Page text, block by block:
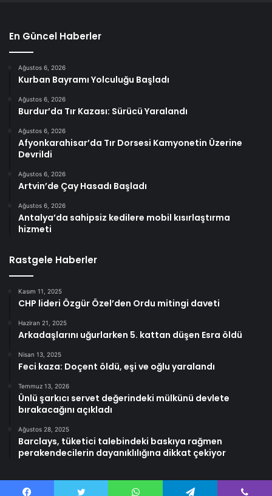
En Güncel Haberler
Ağustos 6, 2026
Kurban Bayramı Yolculuğu Başladı
Ağustos 6, 2026
Burdur’da Tır Kazası: Sürücü Yaralandı
Ağustos 6, 2026
Afyonkarahisar’da Tır Dorsesi Kamyonetin Üzerine
Devrildi
Ağustos 6, 2026
Artvin’de Çay Hasadı Başladı
Ağustos 6, 2026
Antalya’da sahipsiz kedilere mobil kısırlaştırma
hizmeti
Rastgele Haberler
Kasım 11, 2025
CHP lideri Özgür Özel’den Ordu mitingi daveti
Haziran 21, 2025
Arkadaşlarını uğurlarken 5. kattan düşen Esra öldü
Nisan 13, 2025
Feci kaza: Doçent öldü, eşi ve oğlu yaralandı
Temmuz 13, 2026
Ünlü şarkıcı servet değerindeki mülkünü devlete
bırakacağını açıkladı
Ağustos 28, 2025
Barclays, tüketici talebindeki baskıya rağmen
perakendecilerin dayanıklılığına dikkat çekiyor